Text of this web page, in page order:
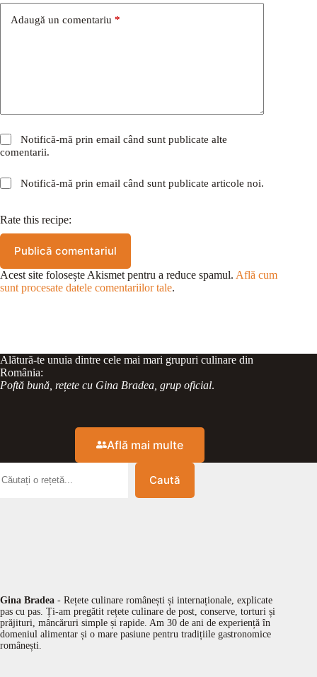
Adaugă un comentariu *
Notifică-mă prin email când sunt publicate alte
comentarii.
Notifică-mă prin email când sunt publicate articole noi.
Rate this recipe:
Publică comentariul
Acest site folosește Akismet pentru a reduce spamul. Află cum
sunt procesate datele comentariilor tale.
Alătură-te unuia dintre cele mai mari grupuri culinare din
România:
Poftă bună, rețete cu Gina Bradea, grup oficial.
Află mai multe
Caută
Gina Bradea - Rețete culinare românești și internaționale, explicate
pas cu pas. Ți-am pregătit rețete culinare de post, conserve, torturi și
prăjituri, mâncăruri simple și rapide. Am 30 de ani de experiență în
domeniul alimentar și o mare pasiune pentru tradițiile gastronomice
românești.